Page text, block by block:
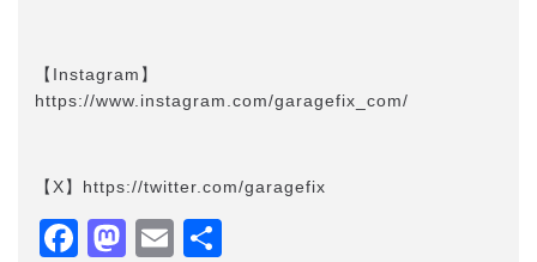
【Instagram】
https://www.instagram.com/garagefix_com/
【X】https://twitter.com/garagefix
Facebook
Mastodon
Email